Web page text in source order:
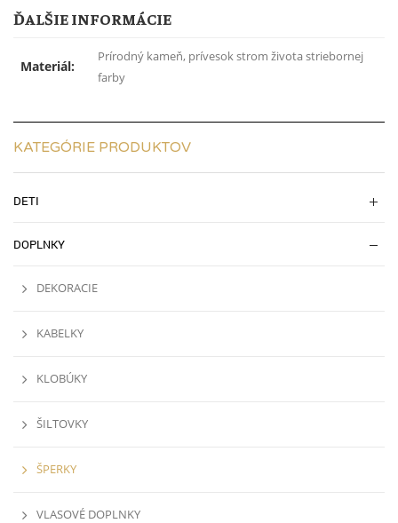
ĎALŠIE INFORMÁCIE
Materiál:
Prírodný kameň, prívesok strom života striebornej
farby
KATEGÓRIE PRODUKTOV
DETI
DOPLNKY
DEKORACIE
KABELKY
KLOBÚKY
ŠILTOVKY
ŠPERKY
VLASOVÉ DOPLNKY